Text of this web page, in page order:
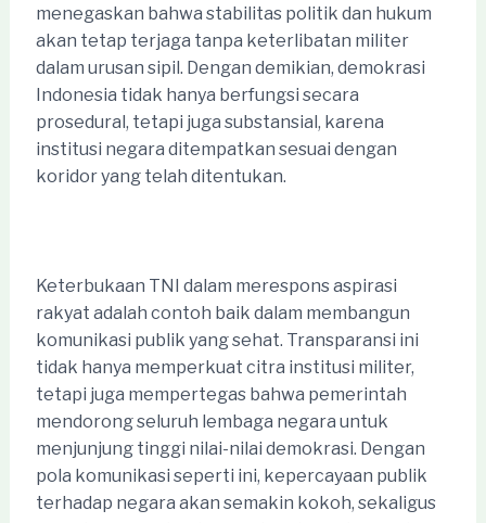
menegaskan bahwa stabilitas politik dan hukum
akan tetap terjaga tanpa keterlibatan militer
dalam urusan sipil. Dengan demikian, demokrasi
Indonesia tidak hanya berfungsi secara
prosedural, tetapi juga substansial, karena
institusi negara ditempatkan sesuai dengan
koridor yang telah ditentukan.
Keterbukaan TNI dalam merespons aspirasi
rakyat adalah contoh baik dalam membangun
komunikasi publik yang sehat. Transparansi ini
tidak hanya memperkuat citra institusi militer,
tetapi juga mempertegas bahwa pemerintah
mendorong seluruh lembaga negara untuk
menjunjung tinggi nilai-nilai demokrasi. Dengan
pola komunikasi seperti ini, kepercayaan publik
terhadap negara akan semakin kokoh, sekaligus